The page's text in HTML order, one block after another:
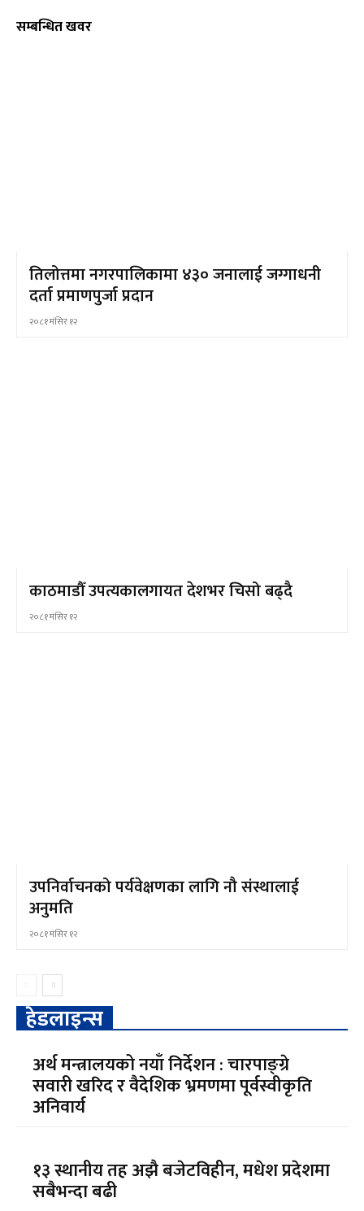
सम्बन्धित खवर
तिलोत्तमा नगरपालिकामा ४३० जनालाई जग्गाधनी
दर्ता प्रमाणपुर्जा प्रदान
२०८१ मंसिर १२
काठमाडौँ उपत्यकालगायत देशभर चिसो बढ्दै
२०८१ मंसिर १२
उपनिर्वाचनको पर्यवेक्षणका लागि नौ संस्थालाई
अनुमति
२०८१ मंसिर १२
हेडलाइन्स
अर्थ मन्त्रालयको नयाँ निर्देशन : चारपाङ्ग्रे
सवारी खरिद र वैदेशिक भ्रमणमा पूर्वस्वीकृति
अनिवार्य
१३ स्थानीय तह अझै बजेटविहीन, मधेश प्रदेशमा
सबैभन्दा बढी